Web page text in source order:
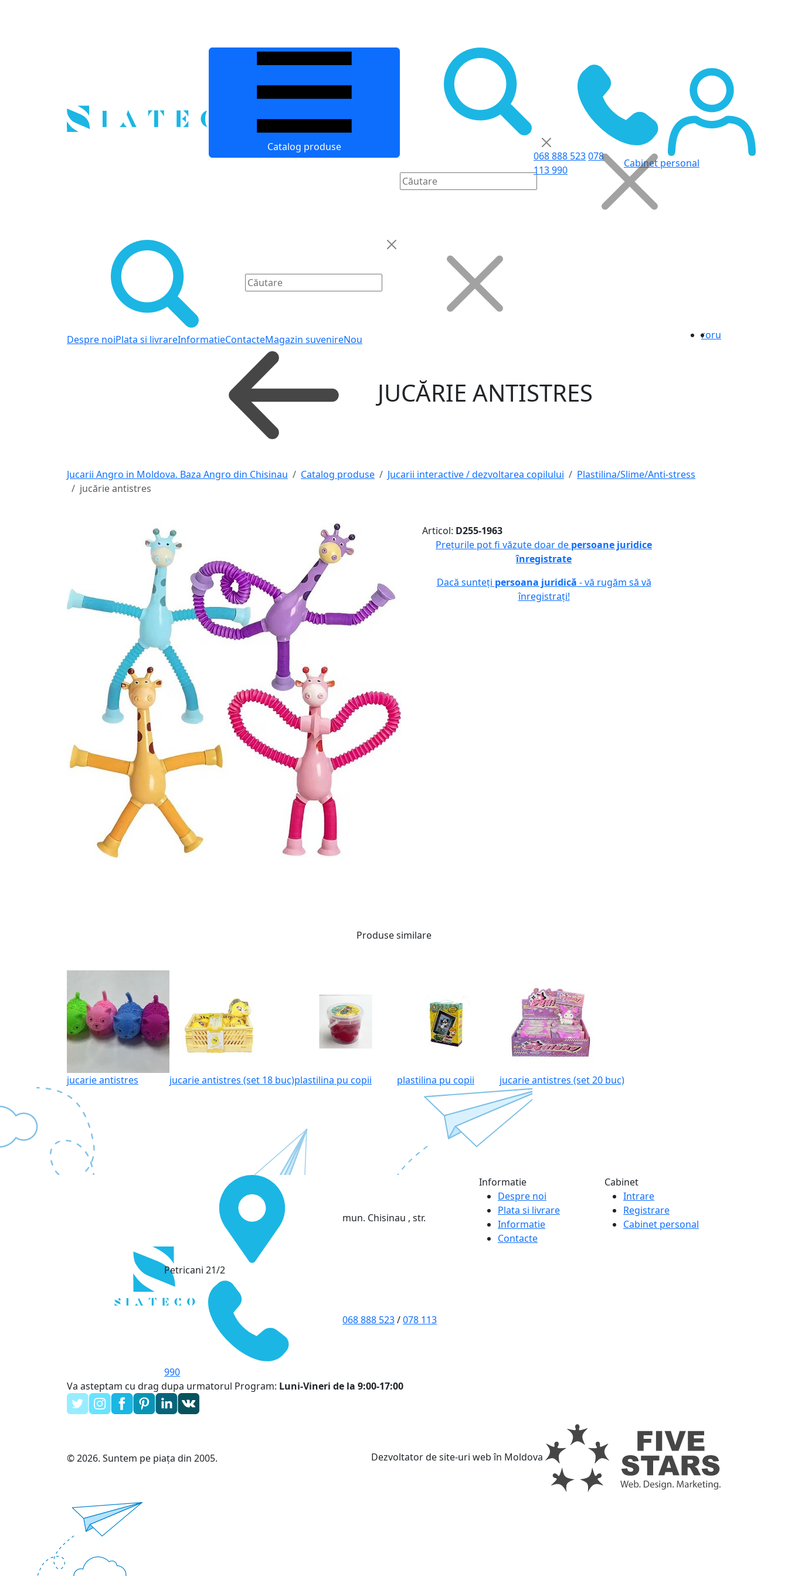
Catalog produse
068 888 523078
113 990
Cabinet personal
Despre noiPlata si livrareInformatieContacteMagazin suvenireNou roru
JUCĂRIE ANTISTRES
Jucarii Angro in Moldova. Baza Angro din Chisinau Catalog produse Jucarii interactive / dezvoltarea copilului
Plastilina/Slime/Anti-stress
jucărie antistres
Articol: D255-1963
Prețurile pot fi văzute doar de persoane juridice
înregistrate
Dacă sunteți persoana juridică - vă rugăm să vă
înregistrați!
Produse similare
jucarie antistres jucarie antistres (set 18 buc)plastilina pu copii plastilina pu copii jucarie antistres (set 20 buc)
mun. Chisinau , str.
Petricani 21/2
068 888 523/078 113
990
Va asteptam cu drag dupa urmatorul Program: Luni-Vineri de la 9:00-17:00
Informatie
Despre noi
Plata si livrare
Informatie
Contacte
Cabinet
Intrare
Registrare
Cabinet personal
© 2026. Suntem pe piața din 2005. Dezvoltator de site-uri web în Moldova